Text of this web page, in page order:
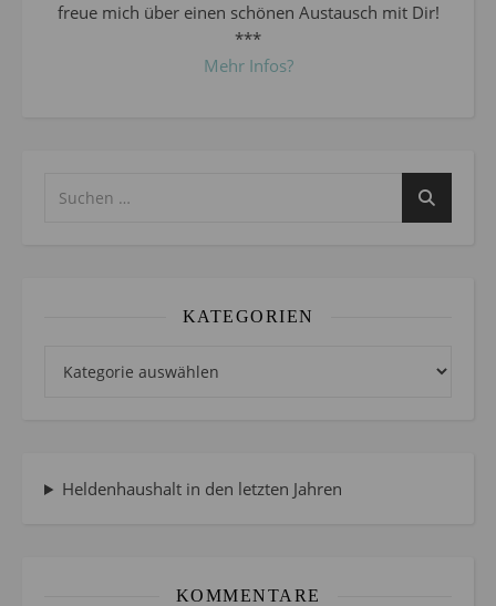
freue mich über einen schönen Austausch mit Dir!
***
Mehr Infos?
KATEGORIEN
Heldenhaushalt in den letzten Jahren
KOMMENTARE